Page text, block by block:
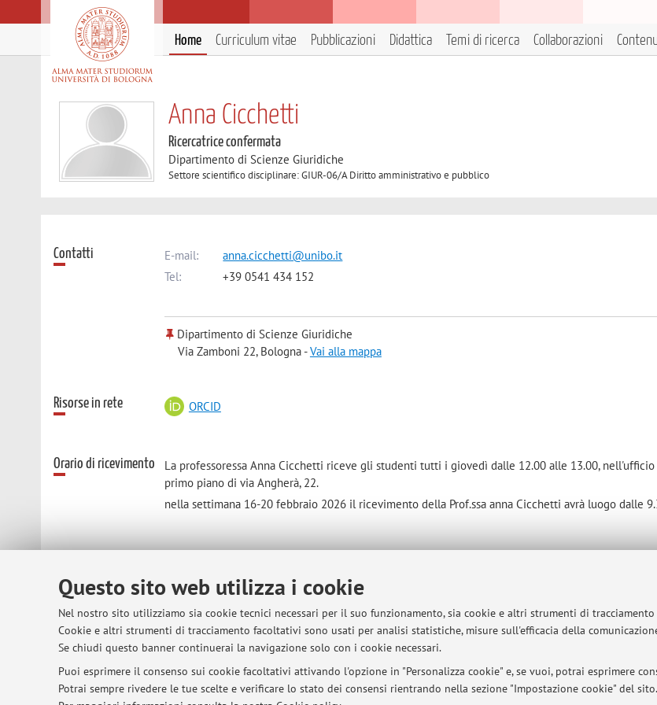
Questo sito web utilizza i cookie
Nel nostro sito utilizziamo sia cookie tecnici necessari per il suo funzionamento, sia cookie e altri strumenti di
Cookie e altri strumenti di tracciamento facoltativi sono usati per analisi statistiche, misure sull'efficacia della
Se chiudi questo banner continuerai la navigazione solo con i cookie necessari.
Puoi esprimere il consenso sui cookie facoltativi attivando l'opzione in "Personalizza cookie" e, se vuoi, potrai esprimere
Potrai sempre rivedere le tue scelte e verificare lo stato dei consensi rientrando nella sezione "Impostazione cookie" del sito.
Home Curriculum vitae Pubblicazioni Didattica Temi di ricerca Collaborazioni
Anna Cicchetti
Ricercatrice confermata
Dipartimento di Scienze Giuridiche
Settore scientifico disciplinare: GIUR-06/A Diritto amministrativo e pubblico
Contatti E-mail:
anna.cicchetti@unibo.it
Tel:
+39 0541 434 152
Dipartimento di Scienze Giuridiche
Via Zamboni 22, Bologna -Vai alla mappa
Risorse in rete ORCID
Orario di ricevimento
La professoressa Anna Cicchetti riceve gli studenti tutti i giovedì dalle 12.00 alle 13.00, nell'ufficio
primo piano di via Angherà, 22.
nella settimana 16-20 febbraio 2026 il ricevimento della Prof.ssa anna Cicchetti avrà luogo dalle
© 2026 - ALMA MATER STUDIORUM - Università di Bologna - Via Zamboni, 33 - 40126 Bologna - Partita IVA: